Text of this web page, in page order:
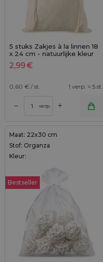
5 stuks Zakjes à la linnen 18
x 24 cm - natuurlijke kleur
2,99€
0,60 € / st. 1 verp. = 5 st.
– verp. +
Maat: 22x30 cm
Stof: Organza
Kleur:
Bestseller